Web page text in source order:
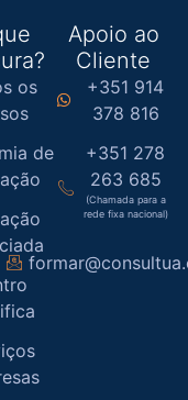
os
de
Apoio ao
Cliente
+351 914
378 816
+351 278
263 685
(Chamada para a
rede fixa nacional)